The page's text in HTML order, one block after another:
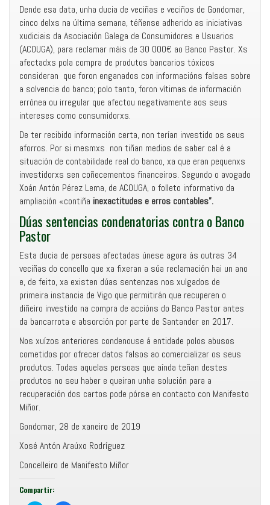
Dende esa data, unha ducia de veciñas e veciños de Gondomar,
cinco delxs na última semana, téñense adherido as iniciativas
xudiciais da Asociación Galega de Consumidores e Usuarios
(ACOUGA), para reclamar máis de 30 000€ ao Banco Pastor. Xs
afectadxs pola compra de produtos bancarios tóxicos
consideran que foron enganados con informacións falsas sobre
a solvencia do banco; polo tanto, foron vítimas de información
errónea ou irregular que afectou negativamente aos seus
intereses como consumidorxs.
De ter recibido información certa, non terían investido os seus
aforros. Por si mesmxs non tiñan medios de saber cal é a
situación de contabilidade real do banco, xa que eran pequenxs
investidorxs sen coñecementos financeiros. Segundo o avogado
Xoán Antón Pérez Lema, de ACOUGA, o folleto informativo da
ampliación «contiña inexactitudes e erros contables”.
Dúas sentencias condenatorias contra o Banco
Pastor
Esta ducia de persoas afectadas únese agora ás outras 34
veciñas do concello que xa fixeran a súa reclamación hai un ano
e, de feito, xa existen dúas sentenzas nos xulgados de
primeira instancia de Vigo que permitirán que recuperen o
diñeiro investido na compra de accións do Banco Pastor antes
da bancarrota e absorción por parte de Santander en 2017.
Nos xuízos anteriores condenouse á entidade polos abusos
cometidos por ofrecer datos falsos ao comercializar os seus
produtos. Todas aquelas persoas que aínda teñan destes
produtos no seu haber e queiran unha solución para a
recuperación dos cartos pode pórse en contacto con Manifesto
Miñor.
Gondomar, 28 de xaneiro de 2019
Xosé Antón Araúxo Rodríguez
Concelleiro de Manifesto Miñor
Compartir: